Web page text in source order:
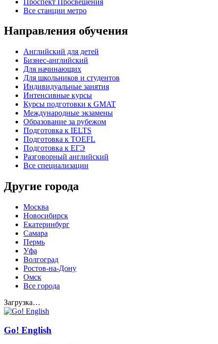
Все станции метро
Направления обучения
Английский для детей
Бизнес-английский
Для начинающих
Для школьников и студентов
Индивидуальные занятия
Интенсивные курсы
Курсы подготовки к GMAT
Международные экзамены
Образование за рубежом
Подготовка к IELTS
Подготовка к TOEFL
Подготовка к ЕГЭ
Разговорный английский
Все специализации
Другие города
Москва
Новосибирск
Екатеринбург
Самара
Пермь
Уфа
Волгоград
Ростов-на-Дону
Омск
Все города
Загрузка…
Go! English